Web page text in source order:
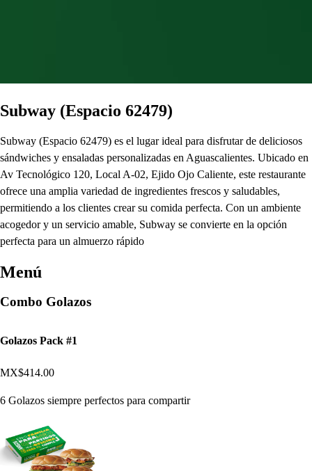
Subway (Espacio 62479)
Subway (Espacio 62479) es el lugar ideal para disfrutar de deliciosos
sándwiches y ensaladas personalizadas en Aguascalientes. Ubicado en
Av Tecnológico 120, Local A-02, Ejido Ojo Caliente, este restaurante
ofrece una amplia variedad de ingredientes frescos y saludables,
permitiendo a los clientes crear su comida perfecta. Con un ambiente
acogedor y un servicio amable, Subway se convierte en la opción
perfecta para un almuerzo rápido
Menú
Combo Golazos
Golazos Pack #1
MX$414.00
6 Golazos siempre perfectos para compartir